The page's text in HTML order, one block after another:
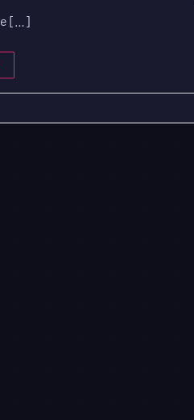
[…]